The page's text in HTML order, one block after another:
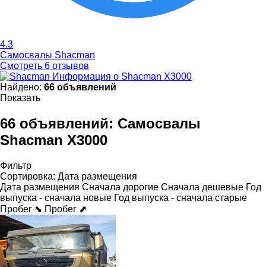
4.3
Самосвалы Shacman
Смотреть 6 отзывов
Информация о Shacman X3000
Найдено: 66 объявлений
Показать
66 объявлений: Самосвалы
Shacman X3000
Фильтр
Сортировка: Дата размещения
Дата размещения Сначала дорогие Сначала дешевые Год
выпуска - сначала новые Год выпуска - сначала старые
Пробег ⬊ Пробег ⬈